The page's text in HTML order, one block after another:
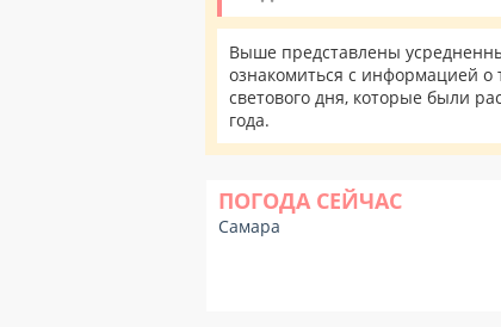
Выше представлены
ознакомиться с информацией о
светового дня, которые были
года.
ПОГОДА СЕЙЧАС
Самара